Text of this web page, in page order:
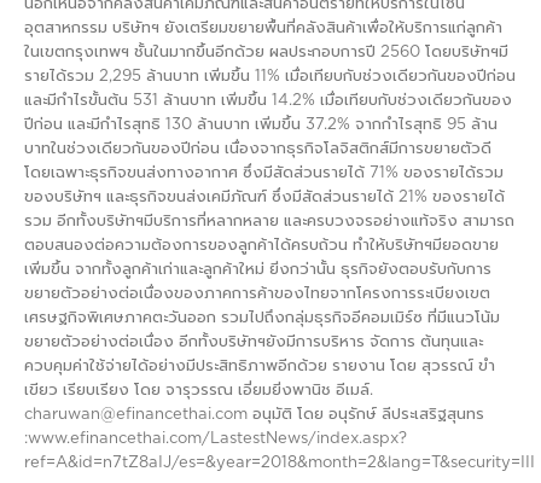
นอกเหนือจากคลังสินค้าเคมีภัณฑ์และสินค้าอันตรายที่ให้บริการในโซน
อุตสาหกรรม บริษัทฯ ยังเตรียมขยายพื้นที่คลังสินค้าเพื่อให้บริการแก่ลูกค้า
ในเขตกรุงเทพฯ ชั้นในมากขึ้นอีกด้วย ผลประกอบการปี 2560 โดยบริษัทฯมี
รายได้รวม 2,295 ล้านบาท เพิ่มขึ้น 11% เมื่อเทียบกับช่วงเดียวกันของปีก่อน
และมีกำไรขั้นต้น 531 ล้านบาท เพิ่มขึ้น 14.2% เมื่อเทียบกับช่วงเดียวกันของ
ปีก่อน และมีกำไรสุทธิ 130 ล้านบาท เพิ่มขึ้น 37.2% จากกำไรสุทธิ 95 ล้าน
บาทในช่วงเดียวกันของปีก่อน เนื่องจากธุรกิจโลจิสติกส์มีการขยายตัวดี
โดยเฉพาะธุรกิจขนส่งทางอากาศ ซึ่งมีสัดส่วนรายได้ 71% ของรายได้รวม
ของบริษัทฯ และธุรกิจขนส่งเคมีภัณฑ์ ซึ่งมีสัดส่วนรายได้ 21% ของรายได้
รวม อีกทั้งบริษัทฯมีบริการที่หลากหลาย และครบวงจรอย่างแท้จริง สามารถ
ตอบสนองต่อความต้องการของลูกค้าได้ครบถ้วน ทำให้บริษัทฯมียอดขาย
เพิ่มขึ้น จากทั้งลูกค้าเก่าและลูกค้าใหม่ ยิ่งกว่านั้น ธุรกิจยังตอบรับกับการ
ขยายตัวอย่างต่อเนื่องของภาคการค้าของไทยจากโครงการระเบียงเขต
เศรษฐกิจพิเศษภาคตะวันออก รวมไปถึงกลุ่มธุรกิจอีคอมเมิร์ซ ที่มีแนวโน้ม
ขยายตัวอย่างต่อเนื่อง อีกทั้งบริษัทฯยังมีการบริหาร จัดการ ต้นทุนและ
ควบคุมค่าใช้จ่ายได้อย่างมีประสิทธิภาพอีกด้วย รายงาน โดย สุวรรณ์ ขำ
เขียว เรียบเรียง โดย จารุวรรณ เอี่ยมยิ่งพานิช อีเมล์.
charuwan@efinancethai.com อนุมัติ โดย อนุรักษ์ ลีประเสริฐสุนทร
:www.efinancethai.com/LastestNews/index.aspx?
ref=A&id=n7tZ8aIJ/es=&year=2018&month=2&lang=T&security=III